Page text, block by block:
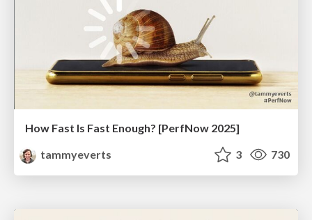
How Fast Is Fast Enough? [PerfNow 2025]
tammyeverts
3 730